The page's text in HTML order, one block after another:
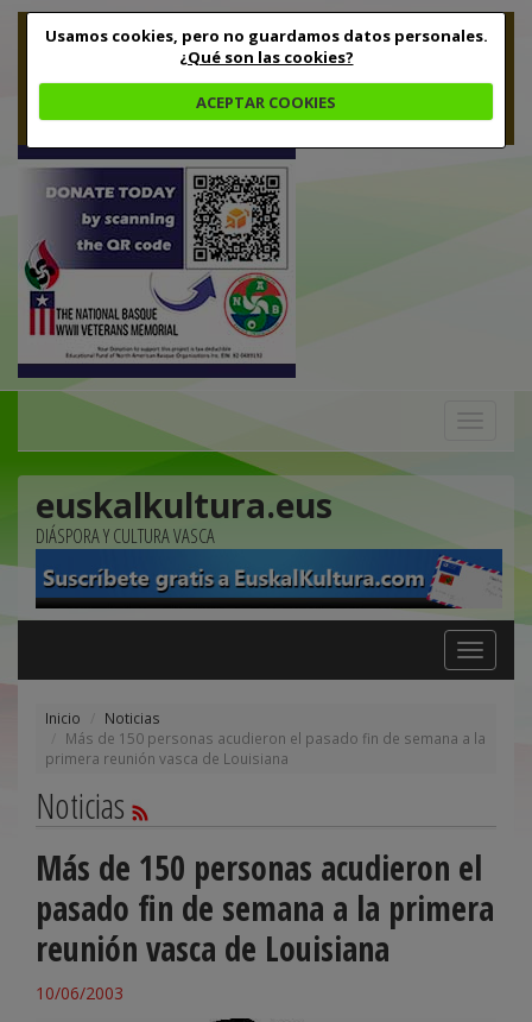
Usamos cookies, pero no guardamos datos personales.
¿Qué son las cookies?
ACEPTAR COOKIES
euskalkultura.eus
DIÁSPORA Y CULTURA VASCA
Toggle
navigation
Inicio
Noticias
Más de 150 personas acudieron el pasado fin de semana a la
primera reunión vasca de Louisiana
Noticias
Más de 150 personas acudieron el
pasado fin de semana a la primera
reunión vasca de Louisiana
10/06/2003